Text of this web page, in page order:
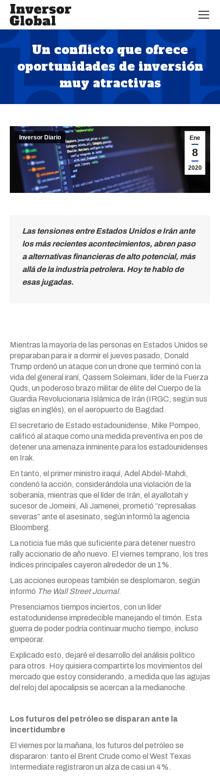
Un conflicto que ofrece
oportunidades de inversión
muy atractivas
Estás aquí:
Ene
8
2020
Inversor Diario
Las tensiones entre Estados Unidos e Irán ante
los más recientes acontecimientos, abren paso
a alternativas financieras de alto potencial, más
allá de la industria petrolera. Hoy te hablo de
esas jugadas.
Mientras la mayoría de las personas en Estados Unidos se
preparaban para ir a dormir el jueves pasado, Donald
Trump ordenó un ataque con un drone que terminó con la
vida del general iraní, Qassem Soleimani, líder de la Fuerza
Quds, un poderoso brazo militar de élite del Cuerpo de la
Guardia Revolucionaria Islámica de Irán (IRGC, según sus
siglas en inglés), en el aeropuerto de Bagdad.
El secretario de Estado estadounidense, Mike Pompeo,
calificó al ataque como una medida preventiva en pos de
detener una amenaza inminente para los estadounidenses
en Irak.
En tanto, el primer ministro iraquí, Adel Abdel-Mahdi,
condenó la acción, considerándola una violación de la
soberanía, mientras que el líder de Irán, el ayallotah y
sucesor de Jomeini, Ali Jamenei, prometió “represalias
severas” ante el asesinato, según informó la agencia
Bloomberg.
La noticia fue más que suficiente para detener nuestro
rally accionario de año nuevo. El viernes temprano, los tres
índices principales cayeron alrededor de un 1%.
Las acciones europeas también se desplomaron, según
informó The Wall Street Journal.
Presenciamos tiempos inciertos, con un líder
estatodunidense impredecible manejando el timón. Esta
guerra de poder podría continuar mucho tiempo, incluso
empeorar.
Explicado esto, dejaré el desarrollo del análisis político
para otros. Hoy quisiera compartirte los movimientos del
mercado que estoy considerando, a medida que las agujas
del reloj del apocalipsis se acercan a la medianoche.
Los futuros del petróleo se disparan ante la
incertidumbre
El viernes por la mañana, los futuros del petróleo se
dispararon: tanto el Brent Crude como el West Texas
Intermediate registraron un alza de casi un 4%.